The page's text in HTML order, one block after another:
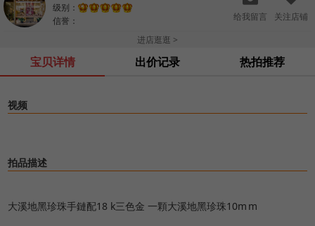
级别：
信誉：
给我留言
关注店铺
进店逛逛 >
宝贝详情 出价记录 热拍推荐
视频
拍品描述
大溪地黑珍珠手鏈配18 k三色金 一顆大溪地黑珍珠10m m